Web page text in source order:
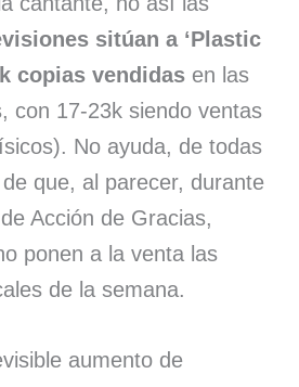
sitúan a ‘Plastic
copias vendidas en las
con 17-23k siendo ventas
No ayuda, de todas
que, al parecer, durante
Acción de Gracias,
ponen a la venta las
de la semana.
aumento de